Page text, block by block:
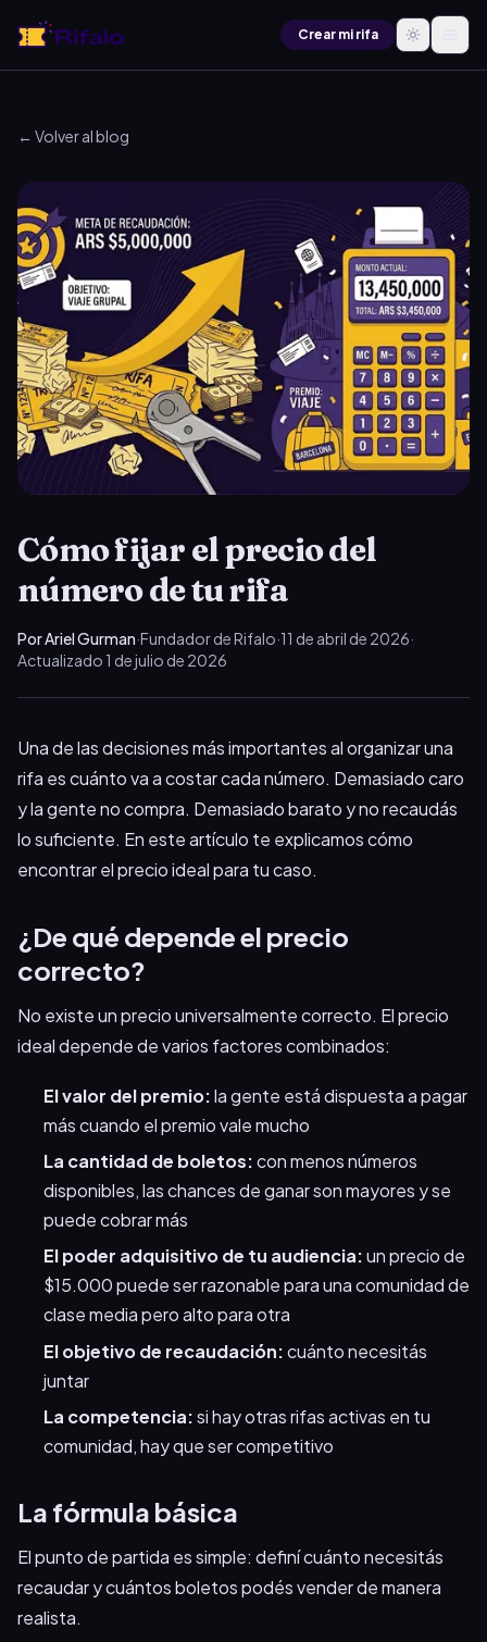
Crear mi rifa
← Volver al blog
Cómo fijar el precio del
número de tu rifa
Por Ariel Gurman·Fundador de Rifalo·11 de abril de 2026·
Actualizado 1 de julio de 2026
Una de las decisiones más importantes al organizar una
rifa es cuánto va a costar cada número. Demasiado caro
y la gente no compra. Demasiado barato y no recaudás
lo suficiente. En este artículo te explicamos cómo
encontrar el precio ideal para tu caso.
¿De qué depende el precio
correcto?
No existe un precio universalmente correcto. El precio
ideal depende de varios factores combinados:
El valor del premio:la gente está dispuesta a pagar
más cuando el premio vale mucho
La cantidad de boletos:con menos números
disponibles, las chances de ganar son mayores y se
puede cobrar más
El poder adquisitivo de tu audiencia:un precio de
$15.000 puede ser razonable para una comunidad de
clase media pero alto para otra
El objetivo de recaudación:cuánto necesitás
juntar
La competencia:si hay otras rifas activas en tu
comunidad, hay que ser competitivo
La fórmula básica
El punto de partida es simple: definí cuánto necesitás
recaudar y cuántos boletos podés vender de manera
realista.